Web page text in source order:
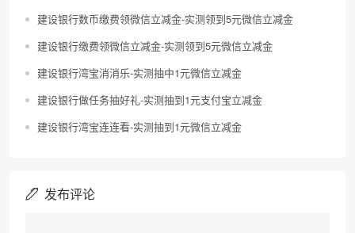
建设银行数币缴费领微信立减金-实测领到5元微信立减金
建设银行缴费领微信立减金-实测领到5元微信立减金
建设银行湾宝消消乐-实测抽中1元微信立减金
建设银行做任务抽好礼-实测抽到1元支付宝立减金
建设银行湾宝连连看-实测抽到1元微信立减金
发布评论